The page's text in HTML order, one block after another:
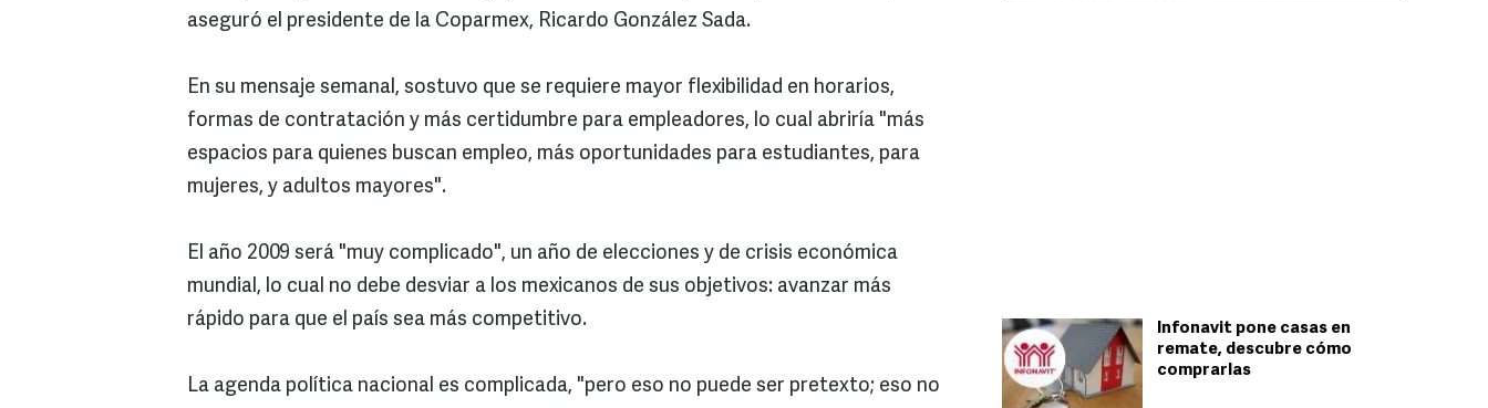
Infonavit pone casas en
remate, descubre cómo
comprarlas
aseguró el presidente de la Coparmex, Ricardo González Sada.
En su mensaje semanal, sostuvo que se requiere mayor flexibilidad en horarios,
formas de contratación y más certidumbre para empleadores, lo cual abriría "más
espacios para quienes buscan empleo, más oportunidades para estudiantes, para
mujeres, y adultos mayores".
El año 2009 será "muy complicado", un año de elecciones y de crisis económica
mundial, lo cual no debe desviar a los mexicanos de sus objetivos: avanzar más
rápido para que el país sea más competitivo.
La agenda política nacional es complicada, "pero eso no puede ser pretexto; eso no